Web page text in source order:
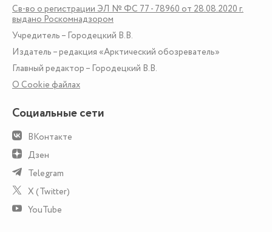
Св-во о регистрации ЭЛ № ФС 77 - 78960 от 28.08.2020 г.
выдано Роскомнадзором
Учредитель – Городецкий В.В.
Издатель – редакция «Арктический обозреватель»
Главный редактор – Городецкий В.В.
О Сookie файлах
Социальные сети
ВКонтакте
Дзен
Telegram
X (Twitter)
YouTube